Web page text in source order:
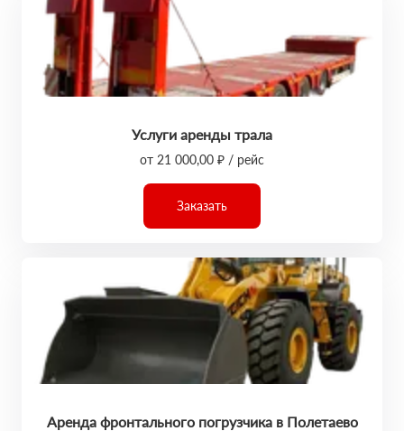
Услуги аренды трала
от 21 000,00 ₽ / рейс
Заказать
Аренда фронтального погрузчика в Полетаево